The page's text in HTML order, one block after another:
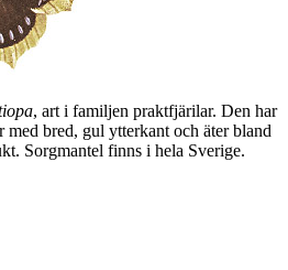
, art i familjen praktfjärilar. Den har
med bred, gul ytterkant och äter bland
Sorgmantel finns i hela Sverige.